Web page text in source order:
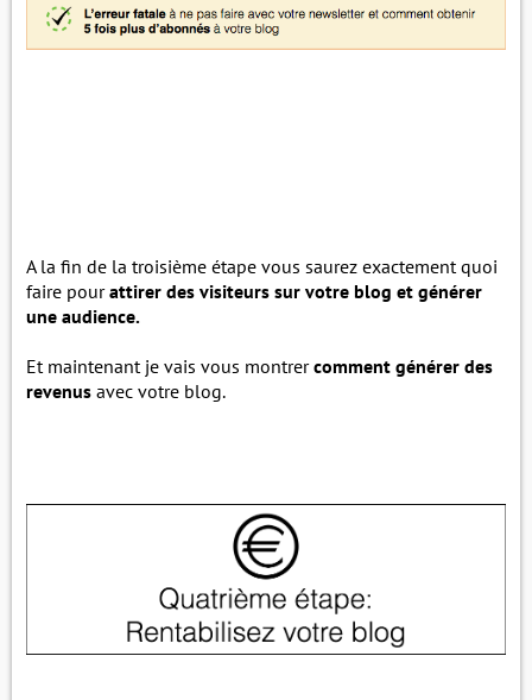
A la fin de la troisième étape vous saurez exactement quoi
faire pourattirer des visiteurs sur votre blog et générer
une audience.
Et maintenant je vais vous montrercomment générer des
revenus avec votre blog.